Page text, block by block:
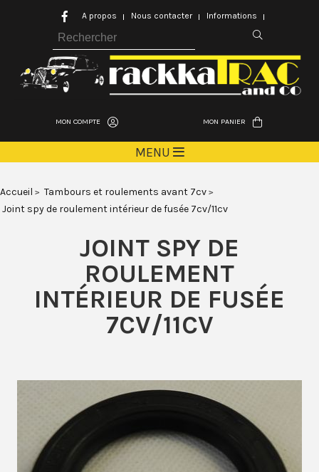
MON COMPTE MON PANIER
MENU
Accueil
Tambours et roulements avant 7cv
Joint spy de roulement intérieur de fusée 7cv/11cv
JOINT SPY DE
ROULEMENT
INTÉRIEUR DE FUSÉE
7CV/11CV
A propos Nous contacter Informations